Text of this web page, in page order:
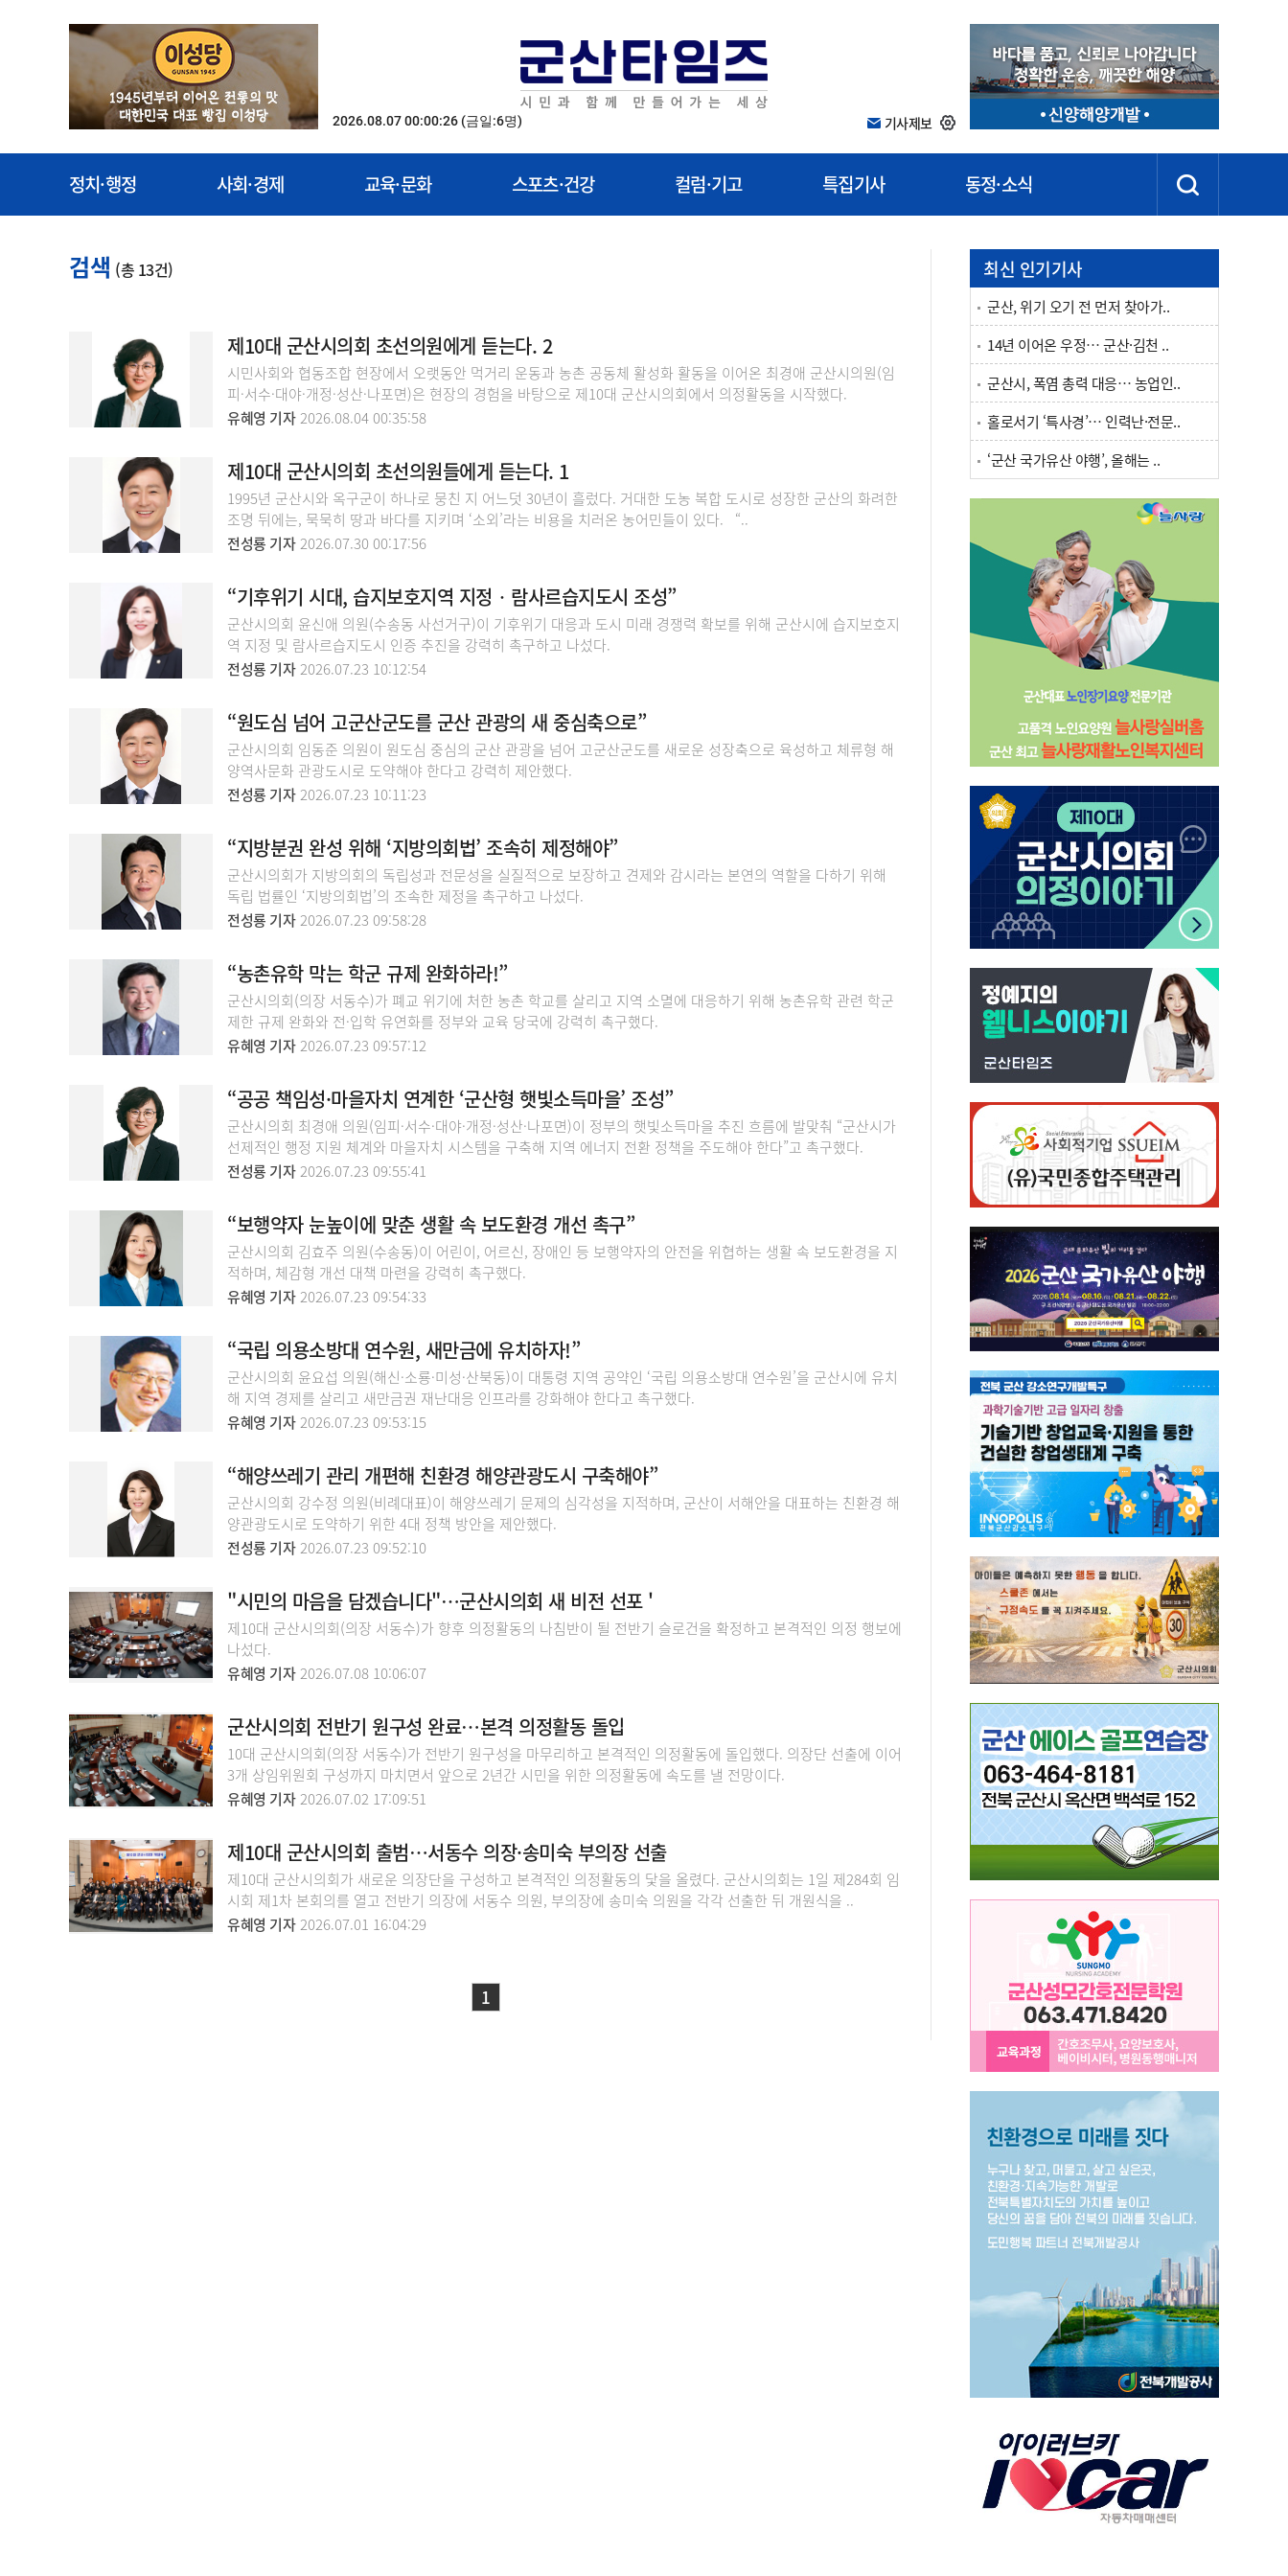
2026.08.07 00:00:26 (금일:6명) 기사제보
정치·행정 사회·경제 교육·문화 스포츠·건강 컬럼·기고 특집기사 동정·소식
검색 (총 13건)
제10대 군산시의회 초선의원에게 듣는다. 2
시민사회와 협동조합 현장에서 오랫동안 먹거리 운동과 농촌 공동체 활성화 활동을 이어온 최경애 군산시의원(임
피·서수·대야·개정·성산·나포면)은 현장의 경험을 바탕으로 제10대 군산시의회에서 의정활동을 시작했다.
유혜영 기자 2026.08.04 00:35:58
제10대 군산시의회 초선의원들에게 듣는다. 1
1995년 군산시와 옥구군이 하나로 뭉친 지 어느덧 30년이 흘렀다. 거대한 도농 복합 도시로 성장한 군산의 화려한
조명 뒤에는, 묵묵히 땅과 바다를 지키며 ‘소외’라는 비용을 치러온 농어민들이 있다. “..
전성룡 기자 2026.07.30 00:17:56
“기후위기 시대, 습지보호지역 지정‧람사르습지도시 조성”
군산시의회 윤신애 의원(수송동 사선거구)이 기후위기 대응과 도시 미래 경쟁력 확보를 위해 군산시에 습지보호지
역 지정 및 람사르습지도시 인증 추진을 강력히 촉구하고 나섰다.
전성룡 기자 2026.07.23 10:12:54
“원도심 넘어 고군산군도를 군산 관광의 새 중심축으로”
군산시의회 임동준 의원이 원도심 중심의 군산 관광을 넘어 고군산군도를 새로운 성장축으로 육성하고 체류형 해
양역사문화 관광도시로 도약해야 한다고 강력히 제안했다.
전성룡 기자 2026.07.23 10:11:23
“지방분권 완성 위해 ‘지방의회법’ 조속히 제정해야”
군산시의회가 지방의회의 독립성과 전문성을 실질적으로 보장하고 견제와 감시라는 본연의 역할을 다하기 위해
독립 법률인 ‘지방의회법’의 조속한 제정을 촉구하고 나섰다.
전성룡 기자 2026.07.23 09:58:28
“농촌유학 막는 학군 규제 완화하라!”
군산시의회(의장 서동수)가 폐교 위기에 처한 농촌 학교를 살리고 지역 소멸에 대응하기 위해 농촌유학 관련 학군
제한 규제 완화와 전·입학 유연화를 정부와 교육 당국에 강력히 촉구했다.
유혜영 기자 2026.07.23 09:57:12
“공공 책임성·마을자치 연계한 ‘군산형 햇빛소득마을’ 조성”
군산시의회 최경애 의원(임피·서수·대야·개정·성산·나포면)이 정부의 햇빛소득마을 추진 흐름에 발맞춰 “군산시가
선제적인 행정 지원 체계와 마을자치 시스템을 구축해 지역 에너지 전환 정책을 주도해야 한다”고 촉구했다.
전성룡 기자 2026.07.23 09:55:41
“보행약자 눈높이에 맞춘 생활 속 보도환경 개선 촉구”
군산시의회 김효주 의원(수송동)이 어린이, 어르신, 장애인 등 보행약자의 안전을 위협하는 생활 속 보도환경을 지
적하며, 체감형 개선 대책 마련을 강력히 촉구했다.
유혜영 기자 2026.07.23 09:54:33
“국립 의용소방대 연수원, 새만금에 유치하자!”
군산시의회 윤요섭 의원(해신·소룡·미성·산북동)이 대통령 지역 공약인 ‘국립 의용소방대 연수원’을 군산시에 유치
해 지역 경제를 살리고 새만금권 재난대응 인프라를 강화해야 한다고 촉구했다.
유혜영 기자 2026.07.23 09:53:15
“해양쓰레기 관리 개편해 친환경 해양관광도시 구축해야”
군산시의회 강수정 의원(비례대표)이 해양쓰레기 문제의 심각성을 지적하며, 군산이 서해안을 대표하는 친환경 해
양관광도시로 도약하기 위한 4대 정책 방안을 제안했다.
전성룡 기자 2026.07.23 09:52:10
"시민의 마음을 담겠습니다"…군산시의회 새 비전 선포 '
제10대 군산시의회(의장 서동수)가 향후 의정활동의 나침반이 될 전반기 슬로건을 확정하고 본격적인 의정 행보에
나섰다.
유혜영 기자 2026.07.08 10:06:07
군산시의회 전반기 원구성 완료…본격 의정활동 돌입
10대 군산시의회(의장 서동수)가 전반기 원구성을 마무리하고 본격적인 의정활동에 돌입했다. 의장단 선출에 이어
3개 상임위원회 구성까지 마치면서 앞으로 2년간 시민을 위한 의정활동에 속도를 낼 전망이다.
유혜영 기자 2026.07.02 17:09:51
제10대 군산시의회 출범…서동수 의장·송미숙 부의장 선출
제10대 군산시의회가 새로운 의장단을 구성하고 본격적인 의정활동의 닻을 올렸다. 군산시의회는 1일 제284회 임
시회 제1차 본회의를 열고 전반기 의장에 서동수 의원, 부의장에 송미숙 의원을 각각 선출한 뒤 개원식을 ..
유혜영 기자 2026.07.01 16:04:29
1
최신 인기기사
군산, 위기 오기 전 먼저 찾아가..
14년 이어온 우정… 군산·김천 ..
군산시, 폭염 총력 대응… 농업인..
홀로서기 ‘특사경’… 인력난·전문..
‘군산 국가유산 야행’, 올해는 ..